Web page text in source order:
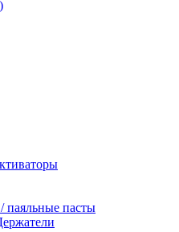
паяльные пасты